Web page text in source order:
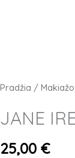
Pradžia /
JANE
25,00 €